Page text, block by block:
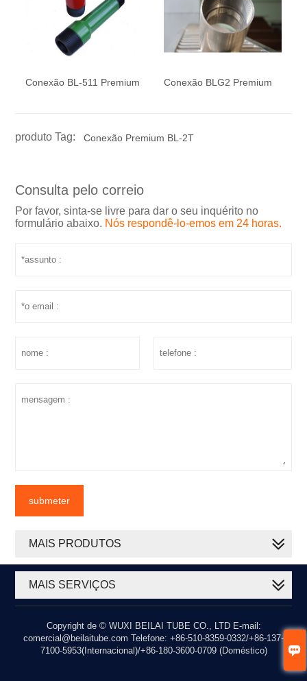

Conexão BL-511 Premium Conexão BLG2 Premium
produto Tag: Conexão Premium BL-2T
Consulta pelo correio
Por favor, sinta-se livre para dar o seu inquérito no
formulário abaixo. Nós respondê-lo-emos em 24 horas.
submeter
MAIS PRODUTOS
MAIS SERVIÇOS
Copyright de © WUXI BEILAI TUBE CO., LTD E-mail:
comercial@beilaitube.com Telefone: +86-510-8359-0332/+86-137-
7100-5953(Internacional)/+86-180-3600-0709 (Doméstico)